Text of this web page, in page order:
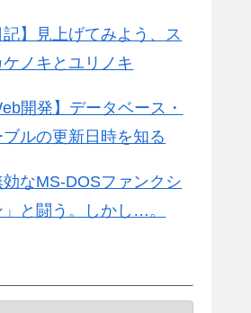
記】見上げてみよう、ス
ケノキとユリノキ
開発】データベース・
ブルの更新日時を知る
効なMS-DOSファンクシ
」と闘う。しかし…。